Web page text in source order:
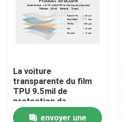
Produits
A propos de nous
La voiture
transparente du film
TPU 9.5mil de
protection de
film/peinture de
envoyer une